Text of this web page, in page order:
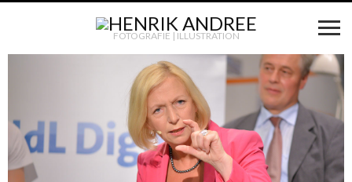
FOTOGRAFIE | ILLUSTRATION